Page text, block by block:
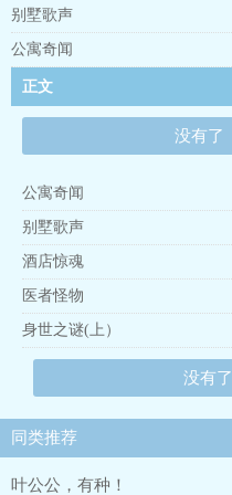
别墅歌声
公寓奇闻
正文
没有了
公寓奇闻
别墅歌声
酒店惊魂
医者怪物
身世之谜(上）
没有了
同类推荐
叶公公，有种！